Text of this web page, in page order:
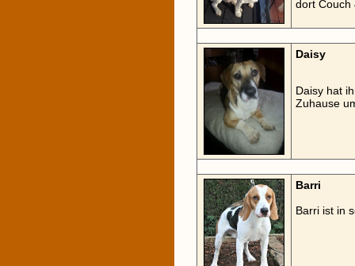
dort Couch
Daisy
Daisy hat
Zuhause
Barri
Barri ist in